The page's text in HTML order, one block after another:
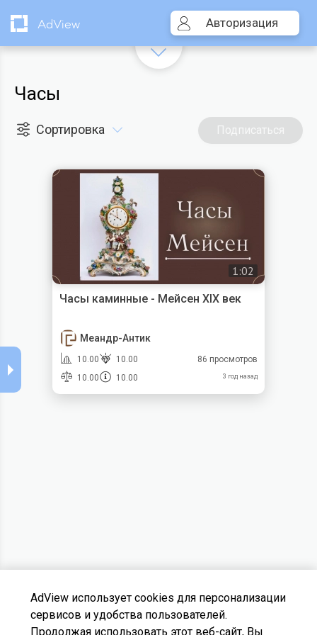
AdView Авторизация
Часы
Сортировка Подписаться
1:02
Часы каминные - Мейсен XIX век
Меандр-Антик
10.00
10.00
10.00
10.00
86 просмотров
3 год назад
AdView использует cookies для персонализации
сервисов и удобства пользователей.
Продолжая использовать этот веб-сайт, Вы